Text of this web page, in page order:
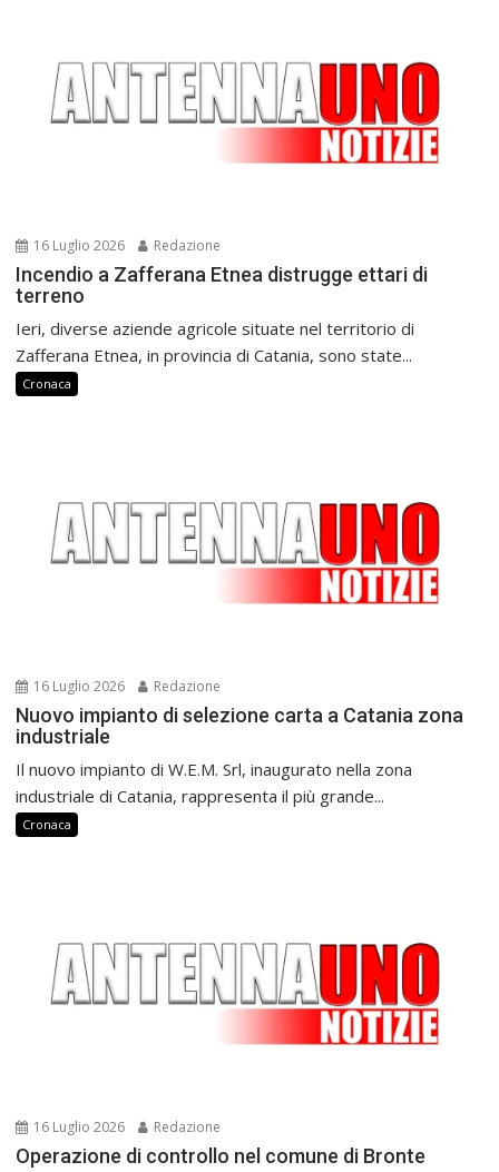
16 Luglio 2026 Redazione
Incendio a Zafferana Etnea distrugge ettari di
terreno
Ieri, diverse aziende agricole situate nel territorio di
Zafferana Etnea, in provincia di Catania, sono state...
Cronaca
16 Luglio 2026 Redazione
Nuovo impianto di selezione carta a Catania zona
industriale
Il nuovo impianto di W.E.M. Srl, inaugurato nella zona
industriale di Catania, rappresenta il più grande...
Cronaca
16 Luglio 2026 Redazione
Operazione di controllo nel comune di Bronte